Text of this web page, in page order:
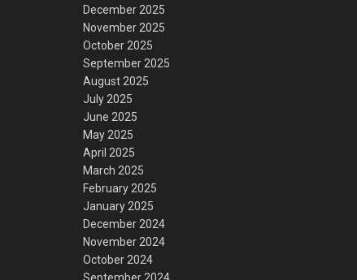
December 2025
November 2025
October 2025
September 2025
August 2025
July 2025
June 2025
May 2025
April 2025
March 2025
February 2025
January 2025
December 2024
November 2024
October 2024